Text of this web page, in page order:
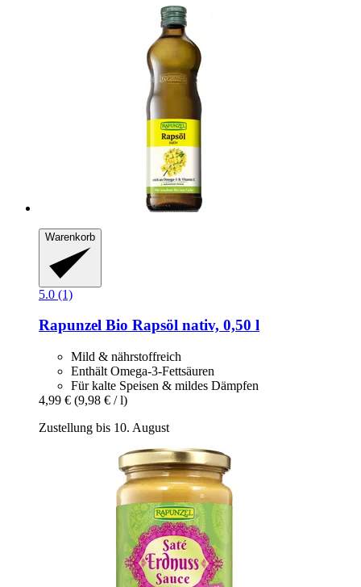
Warenkorb
5.0 (1)
Rapunzel Bio Rapsöl nativ, 0,50 l
Mild & nährstoffreich
Enthält Omega-3-Fettsäuren
Für kalte Speisen & mildes Dämpfen
4,99 € (9,98 € / l)
Zustellung bis 10. August